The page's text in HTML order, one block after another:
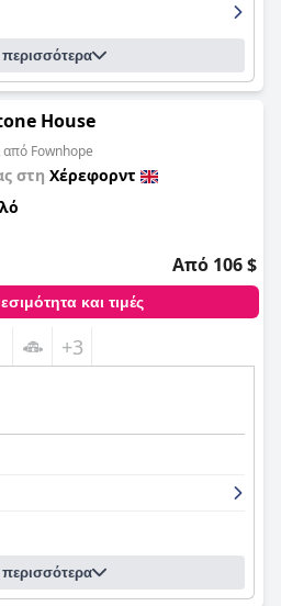
περισσότερα
House
από Fownhope
στη Χέρεφορντ
Από 106 $
και τιμές
+3
περισσότερα